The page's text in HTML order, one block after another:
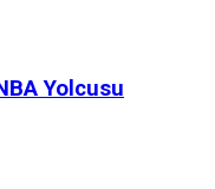
Yolcusu